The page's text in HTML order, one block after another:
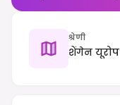
श्रेणी
शेंगेन यूरोप